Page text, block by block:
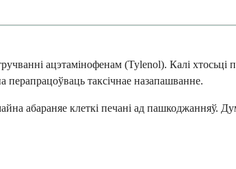
ацэтамінофенам (Tylenol). Калі хтосьці
перапрацоўваць таксічнае назапашванне.
абараняе клеткі печані ад пашкоджанняў.